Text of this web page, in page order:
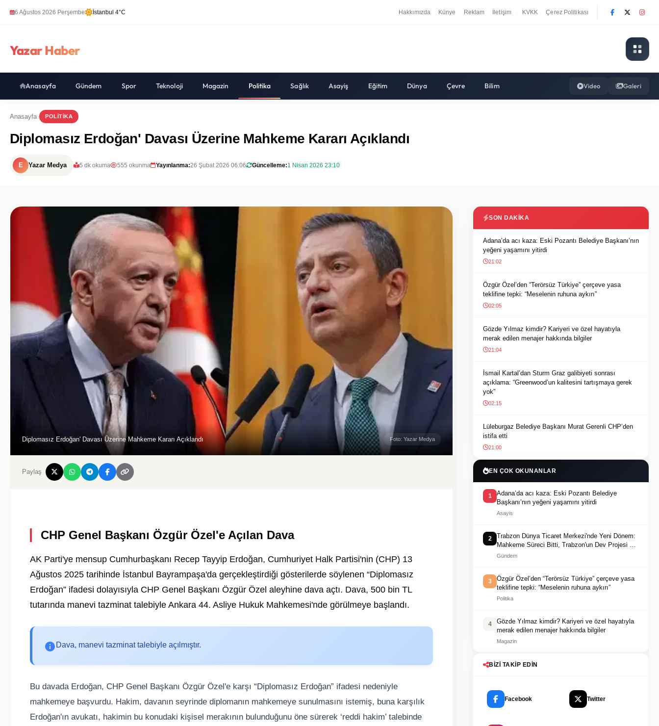
6 Ağustos 2026 Perşembe İstanbul 4°C Hakkımızda Künye Reklam İletişim KVKK Çerez Politikası
Yazar Haber
Anasayfa Gündem Spor Teknoloji Magazin Politika Sağlık Asayiş Eğitim Dünya Çevre Bilim Video Galeri
Anasayfa POLITIKA
Diplomasız Erdoğan' Davası Üzerine Mahkeme Kararı Açıklandı
E Yazar Medya 5 dk okuma 555 okunma Yayınlanma:26 Şubat 2026 06:06 Güncelleme:1 Nisan 2026 23:10
Diplomasız Erdoğan' Davası Üzerine Mahkeme Kararı Açıklandı Foto: Yazar Medya
Paylaş
CHP Genel Başkanı Özgür Özel'e Açılan Dava
AK Parti'ye mensup Cumhurbaşkanı Recep Tayyip Erdoğan, Cumhuriyet Halk Partisi'nin (CHP) 13
Ağustos 2025 tarihinde İstanbul Bayrampaşa'da gerçekleştirdiği gösterilerde söylenen “Diplomasız
Erdoğan” ifadesi dolayısıyla CHP Genel Başkanı Özgür Özel aleyhine dava açtı. Dava, 500 bin TL
tutarında manevi tazminat talebiyle Ankara 44. Asliye Hukuk Mahkemesi'nde görülmeye başlandı.
Dava, manevi tazminat talebiyle açılmıştır.
Bu davada Erdoğan, CHP Genel Başkanı Özgür Özel'e karşı “Diplomasız Erdoğan” ifadesi nedeniyle
mahkemeye başvurdu. Hakim, davanın seyrinde diplomanın mahkemeye sunulmasını istemiş, buna karşılık
Erdoğan'ın avukatı, hakimin bu konudaki kişisel merakının bulunduğunu öne sürerek ‘reddi hakim’ talebinde
SON DAKIKA
Adana’da acı kaza: Eski Pozantı Belediye Başkanı’nın
yeğeni yaşamını yitirdi
21:02
Özgür Özel’den “Terörsüz Türkiye” çerçeve yasa
teklifine tepki: “Meselenin ruhuna aykırı”
02:05
Gözde Yılmaz kimdir? Kariyeri ve özel hayatıyla
merak edilen menajer hakkında bilgiler
21:04
İsmail Kartal’dan Sturm Graz galibiyeti sonrası
açıklama: “Greenwood’un kalitesini tartışmaya gerek
yok”
02:15
Lüleburgaz Belediye Başkanı Murat Gerenli CHP’den
istifa etti
21:00
EN ÇOK OKUNANLAR
1
Adana’da acı kaza: Eski Pozantı Belediye
Başkanı’nın yeğeni yaşamını yitirdi
Asayis
2
Trabzon Dünya Ticaret Merkezi'nde Yeni Dönem:
Mahkeme Süreci Bitti, Trabzon'un Dev Projesi Ne
Zaman Tamamlanacak?
Gündem
3
Özgür Özel’den “Terörsüz Türkiye” çerçeve yasa
teklifine tepki: “Meselenin ruhuna aykırı”
Politika
4
Gözde Yılmaz kimdir? Kariyeri ve özel hayatıyla
merak edilen menajer hakkında bilgiler
Magazin
BIZI TAKIP EDIN
Facebook Twitter